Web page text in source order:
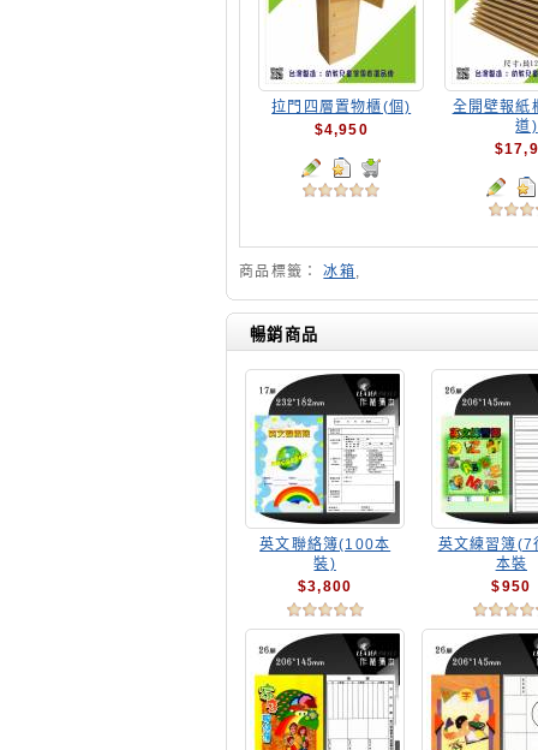
拉門四層置物櫃(個)
$4,950
全開壁報紙
道)
商品標籤：冰箱
暢銷商品
英文聯絡簿(100本
裝)
$3,800
英文練習簿
本裝
$950